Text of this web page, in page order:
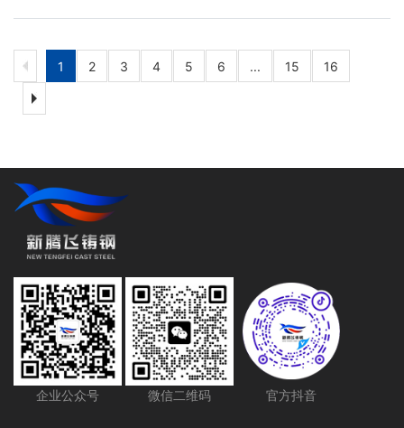
1 2 3 4 5 6 ... 15 16
企业公众号 微信二维码 官方抖音